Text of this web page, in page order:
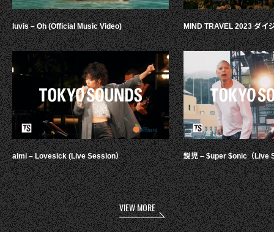
luvis – Oh (Official Music Video)
aimi – Lovesick (Live Session）
MIND TRAVEL 2023 ダイ
鋭児 – $uper $onic（Live
VIEW MORE